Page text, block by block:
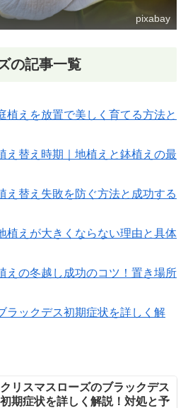
pixabay
の記事一覧
植えを放置で美しく育てる方法と
え替え時期｜地植えと鉢植えの最
え替え失敗を防ぐ方法と成功する
植えが大きくならない理由と具体
えの冬越し成功のコツ！置き場所
ラックデス初期症状を詳しく解
クリスマスローズのブラックデス
初期症状を詳しく解説！対処と予